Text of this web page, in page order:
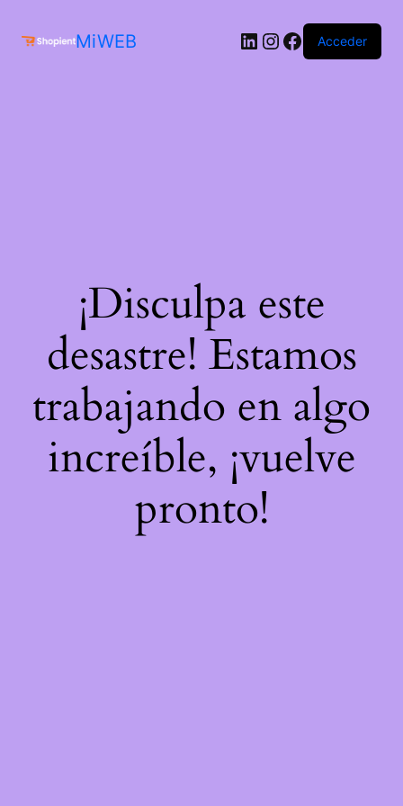
MiWEB Acceder
¡Disculpa este
desastre! Estamos
trabajando en algo
increíble, ¡vuelve
pronto!